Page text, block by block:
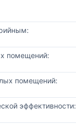
помещений:
помещений:
эффективности: